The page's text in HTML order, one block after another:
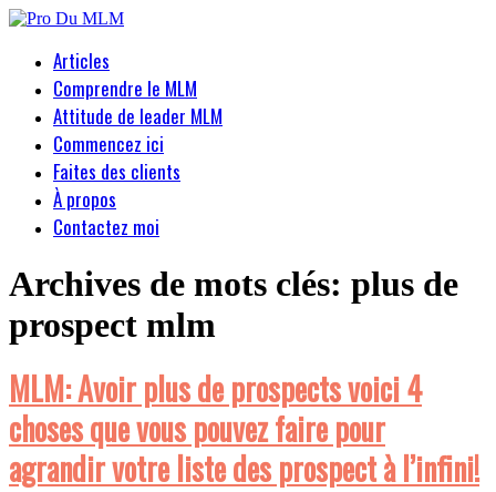
Articles
Comprendre le MLM
Attitude de leader MLM
Commencez ici
Faites des clients
À propos
Contactez moi
Archives de mots clés: plus de
prospect mlm
MLM: Avoir plus de prospects voici 4
choses que vous pouvez faire pour
agrandir votre liste des prospect à l’infini!